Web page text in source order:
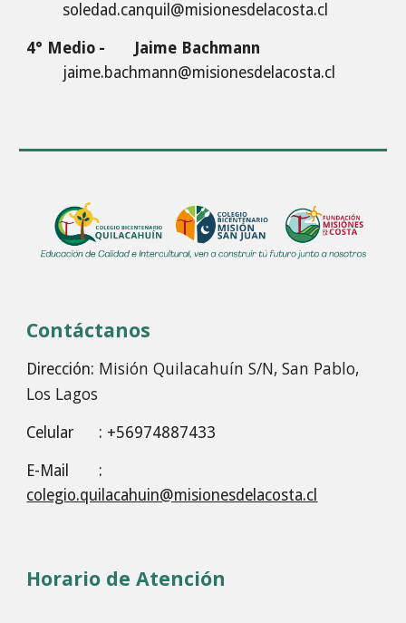
soledad.canquil@misionesdelacosta.cl
4° Medio -
Jaime Bachmann
jaime.bachmann@misionesdelacosta.cl
Contáctanos
Dirección: Misión Quilacahuín S/N, San Pablo,
Los Lagos
Celular : +56974887433
E-Mail
:
colegio.quilacahuin@misionesdelacosta.cl
Horario de Atención